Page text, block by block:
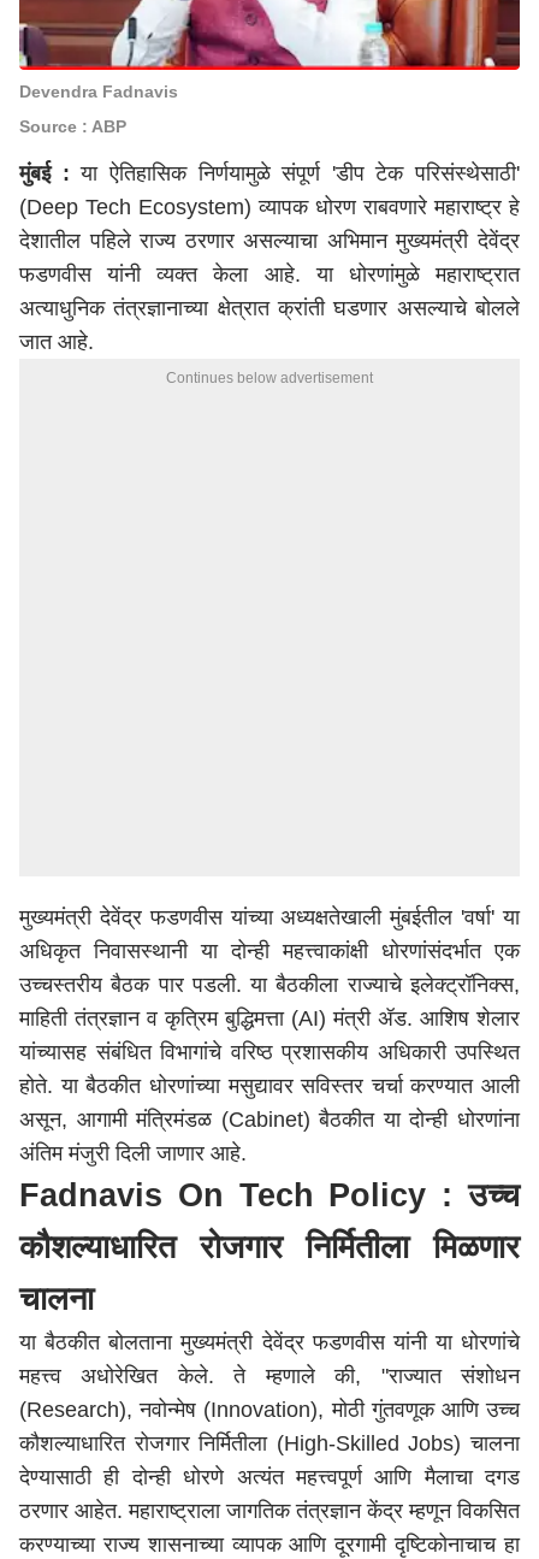
Devendra Fadnavis
Source : ABP
मुंबई : या ऐतिहासिक निर्णयामुळे संपूर्ण 'डीप टेक परिसंस्थेसाठी'
(Deep Tech Ecosystem) व्यापक धोरण राबवणारे महाराष्ट्र हे
देशातील पहिले राज्य ठरणार असल्याचा अभिमान मुख्यमंत्री देवेंद्र
फडणवीस यांनी व्यक्त केला आहे. या धोरणांमुळे महाराष्ट्रात
अत्याधुनिक तंत्रज्ञानाच्या क्षेत्रात क्रांती घडणार असल्याचे बोलले
जात आहे.
Continues below advertisement
मुख्यमंत्री देवेंद्र फडणवीस यांच्या अध्यक्षतेखालीमुंबईतील 'वर्षा' या
अधिकृत निवासस्थानी या दोन्ही महत्त्वाकांक्षी धोरणांसंदर्भात एक
उच्चस्तरीय बैठक पार पडली. या बैठकीला राज्याचे इलेक्ट्रॉनिक्स,
माहिती तंत्रज्ञान व कृत्रिम बुद्धिमत्ता (AI) मंत्री ॲड. आशिष शेलार
यांच्यासह संबंधित विभागांचे वरिष्ठ प्रशासकीय अधिकारी उपस्थित
होते. या बैठकीत धोरणांच्या मसुद्यावर सविस्तर चर्चा करण्यात आली
असून, आगामी मंत्रिमंडळ (Cabinet) बैठकीत या दोन्ही धोरणांना
अंतिम मंजुरी दिली जाणार आहे.
Fadnavis On Tech Policy : उच्च
कौशल्याधारित रोजगार निर्मितीला मिळणार
चालना
या बैठकीत बोलताना मुख्यमंत्रीदेवेंद्र फडणवीसयांनी या धोरणांचे
महत्त्व अधोरेखित केले. ते म्हणाले की, "राज्यात संशोधन
(Research), नवोन्मेष (Innovation), मोठी गुंतवणूक आणि उच्च
कौशल्याधारित रोजगार निर्मितीला (High-Skilled Jobs) चालना
देण्यासाठी ही दोन्ही धोरणे अत्यंत महत्त्वपूर्ण आणि मैलाचा दगड
ठरणार आहेत. महाराष्ट्राला जागतिक तंत्रज्ञान केंद्र म्हणून विकसित
करण्याच्या राज्य शासनाच्या व्यापक आणि दूरगामी दृष्टिकोनाचाच हा